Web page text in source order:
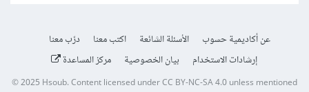
عن أكاديمية حسوب الأسئلة الشائعة اكتب معنا
درّب معنا
إرشادات الاستخدام
بيان الخصوصية مركز المساعدة
© 2025Hsoub.Content licensed underCC BY-NC-SA 4.0unless mentioned